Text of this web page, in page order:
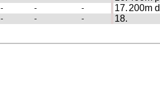
- - - 17. 200m
- - - 18.